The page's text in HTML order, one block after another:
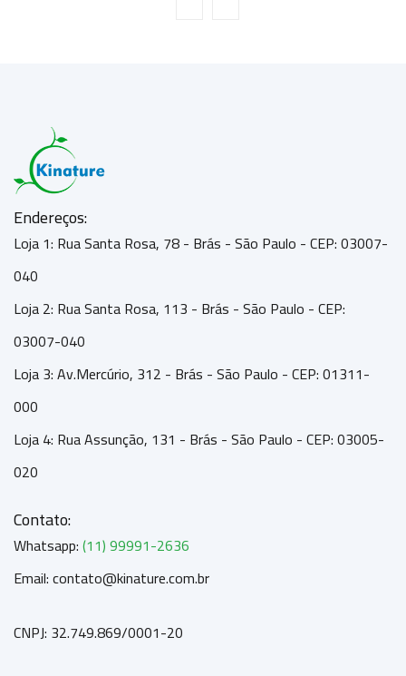
Endereços:
Loja 1: Rua Santa Rosa, 78 - Brás - São Paulo - CEP: 03007-
040
Loja 2: Rua Santa Rosa, 113 - Brás - São Paulo - CEP:
03007-040
Loja 3: Av.Mercúrio, 312 - Brás - São Paulo - CEP: 01311-
000
Loja 4: Rua Assunção, 131 - Brás - São Paulo - CEP: 03005-
020
Contato:
Whatsapp:(11) 99991-2636
Email: contato@kinature.com.br
CNPJ: 32.749.869/0001-20